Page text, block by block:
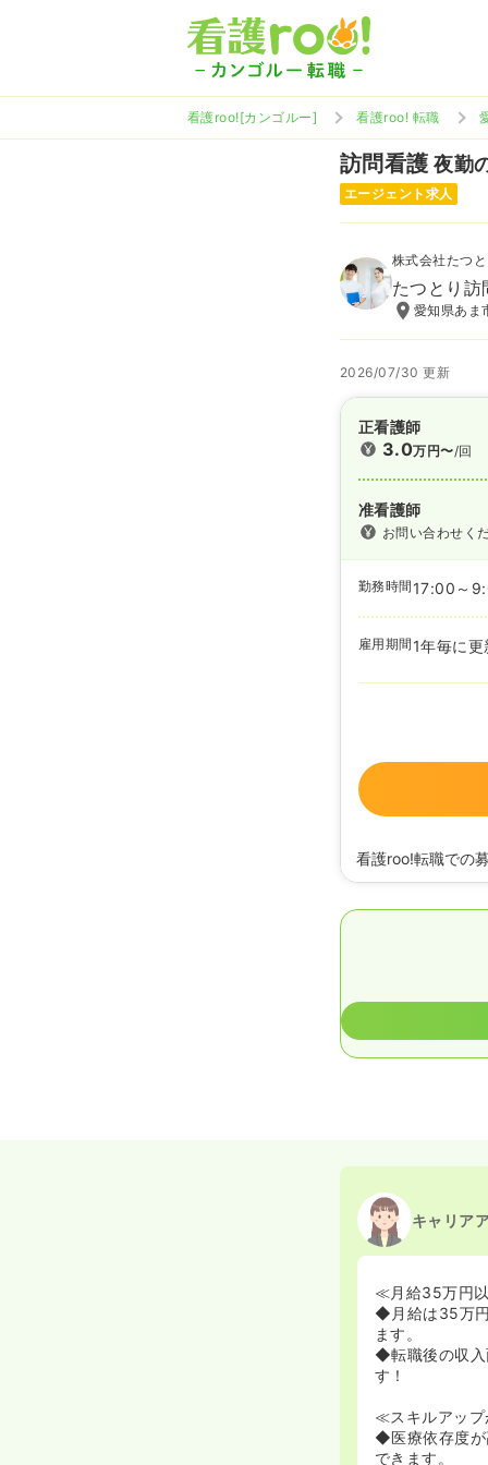
看護roo![カンゴルー] 看護roo! 転職
訪問看護 夜勤
エージェント求人
株式会社たつ
たつとり訪
愛知県あま
2026/07/30 更新
正看護師
3.0万円〜/回
准看護師
お問い合わせく
勤務時間 17:00～
雇用期間 1年毎に
看護roo!転職での
2026/04/14正看護
キャリア
≪月給35万円
◆月給は35万円
ます。
◆転職後の収入
す！
≪スキルアッ
◆医療依存度が
できます。